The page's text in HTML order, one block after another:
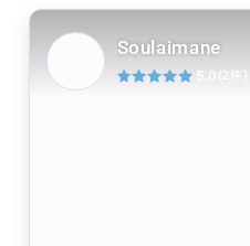
Soulaimane
5.0 (2件)